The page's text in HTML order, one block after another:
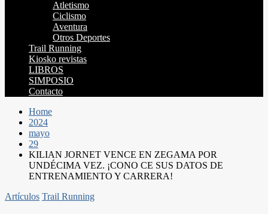
Atletismo
Ciclismo
Aventura
Otros Deportes
Trail Running
Kiosko revistas
LIBROS
SIMPOSIO
Contacto
Home
2024
mayo
29
KILIAN JORNET VENCE EN ZEGAMA POR
UNDÉCIMA VEZ. ¡CONO CE SUS DATOS DE
ENTRENAMIENTO Y CARRERA!
Artículos Trail Running